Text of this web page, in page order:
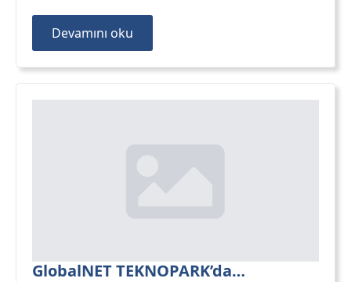
Devamını oku
GlobalNET TEKNOPARK’da…